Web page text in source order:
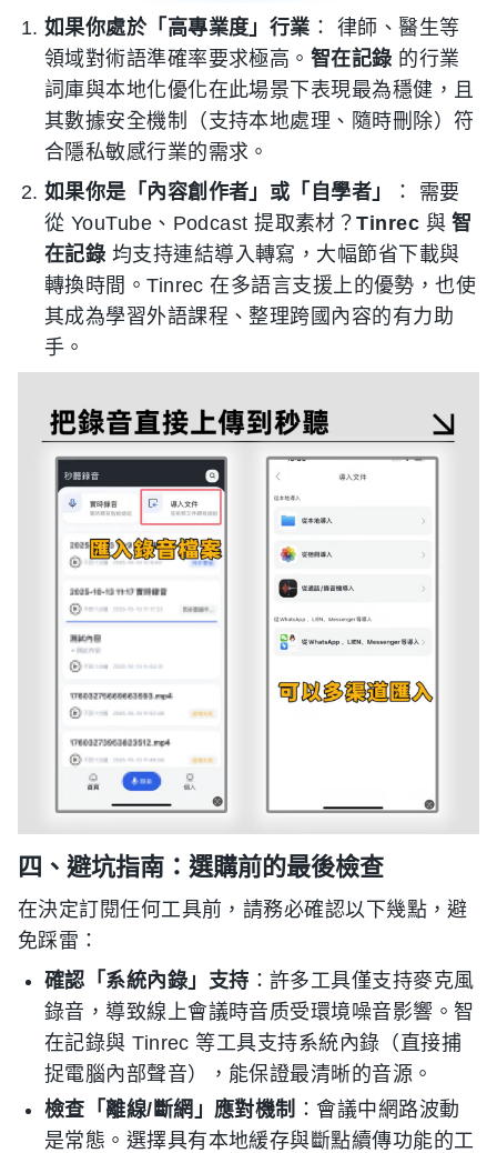
如果你處於「高專業度」行業 ： 律師、醫生等
領域對術語準確率要求極高。 智在記錄 的行業
詞庫與本地化優化在此場景下表現最為穩健，且
其數據安全機制（支持本地處理、隨時刪除）符
合隱私敏感行業的需求。
如果你是「內容創作者」或「自學者」
： 需要
從 YouTube、Podcast 提取素材？Tinrec 與智
在記錄 均支持連結導入轉寫，大幅節省下載與
轉換時間。Tinrec 在多語言支援上的優勢，也使
其成為學習外語課程、整理跨國內容的有力助
手。
四、避坑指南：選購前的最後檢查
在決定訂閱任何工具前，請務必確認以下幾點，避
免踩雷：
確認「系統內錄」支持 ：許多工具僅支持麥克風
錄音，導致線上會議時音质受環境噪音影響。智
在記錄與 Tinrec 等工具支持系統內錄（直接捕
捉電腦內部聲音），能保證最清晰的音源。
檢查「離線/斷網」應對機制 ：會議中網路波動
是常態。選擇具有本地緩存與斷點續傳功能的工